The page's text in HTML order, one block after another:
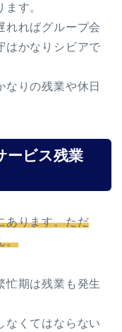
す。
れればグループ会
はかなりシビアで
なりの残業や休日
ービス残業
あります。ただ
。
忙期は残業も発生
なくてはならない